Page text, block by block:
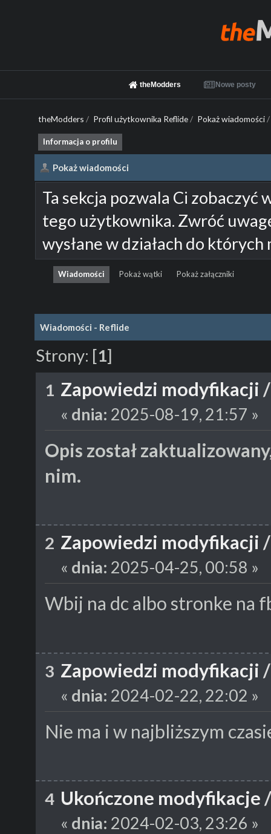
theModders Nowe posty
theModders / Profil użytkownika Reflide/ Pokaż wiadomości/
Informacja o profilu
Pokaż wiadomości
Ta sekcja pozwala Ci zobaczyć
tego użytkownika. Zwróć
wysłane w działach do
Wiadomości Pokaż wątki Pokaż załączniki
Wiadomości - Reflide
Strony: [1]
1 Zapowiedzi modyfikacji
« dnia: 2025-08-19, 21:57 »
Opis został
nim.
2 Zapowiedzi modyfikacji
« dnia: 2025-04-25, 00:58 »
Wbij na dc albo stronke na
3 Zapowiedzi modyfikacji
« dnia: 2024-02-22, 22:02 »
Nie ma i w najbliższym
4 Ukończone modyfikacje
« dnia: 2024-02-03, 23:26 »